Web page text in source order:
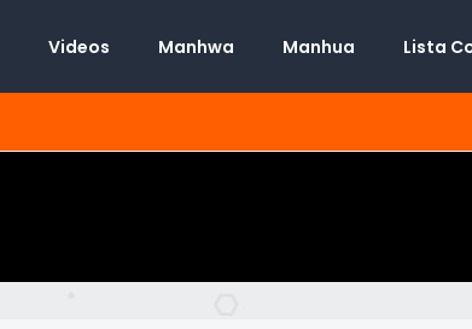
Videos Manhwa Manhua Lista